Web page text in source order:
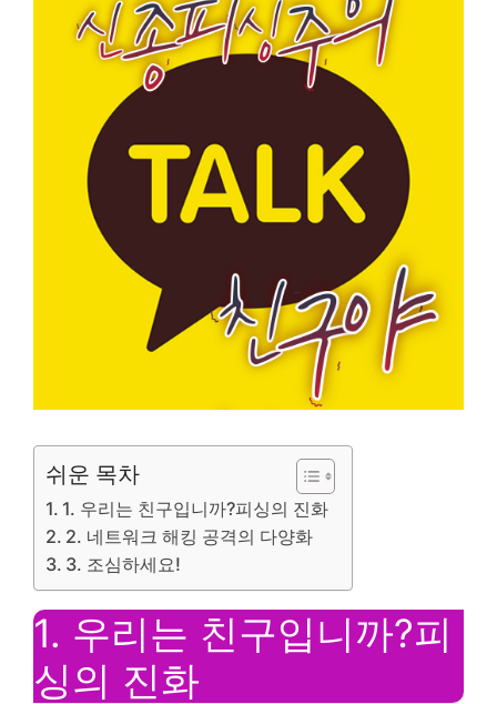
쉬운 목차
1. 우리는 친구입니까?피싱의 진화
2. 네트워크 해킹 공격의 다양화
3. 조심하세요!
1. 우리는 친구입니까?피
싱의 진화